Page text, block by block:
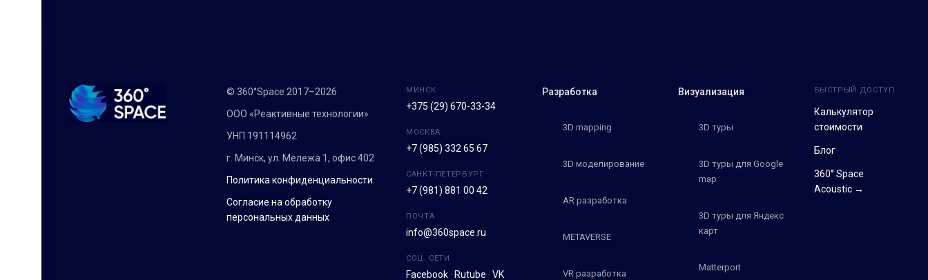
© 360°Space 2017–2026
ООО «Реактивные технологии»
УНП 191114962
г. Минск, ул. Мележа 1, офис 402
Политика конфиденциальности
Согласие на обработку
персональных данных
МИНСК
+375 (29) 670-33-34
МОСКВА
+7 (985) 332 65 67
САНКТ-ПЕТЕРБУРГ
+7 (981) 881 00 42
ПОЧТА
info@360space.ru
СОЦ. СЕТИ
Facebook· Rutube · VK
Разработка
3D mapping
3D моделирование
AR разработка
METAVERSE
VR разработка
Визуализация
3D туры
3D туры для Google
map
3D туры для Яндекс
карт
Matterport
БЫСТРЫЙ ДОСТУП
Калькулятор
стоимости
Блог
360° Space
Acoustic →